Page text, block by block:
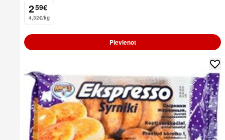
2
. 59€
4,32€/kg
Pievienot